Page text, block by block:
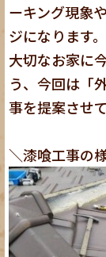
ーキング現象
ジになります。
大切なお家に
う、今回は「
事を提案させ
＼漆喰工事の